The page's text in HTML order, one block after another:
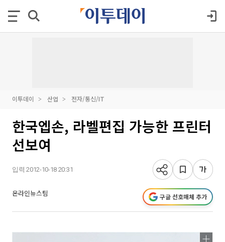
이투데이 산업 전자/통신/IT
한국엡손, 라벨편집 가능한 프린터
선보여
입력 2012-10-18 20:31
온라인뉴스팀 구글 선호매체 추가